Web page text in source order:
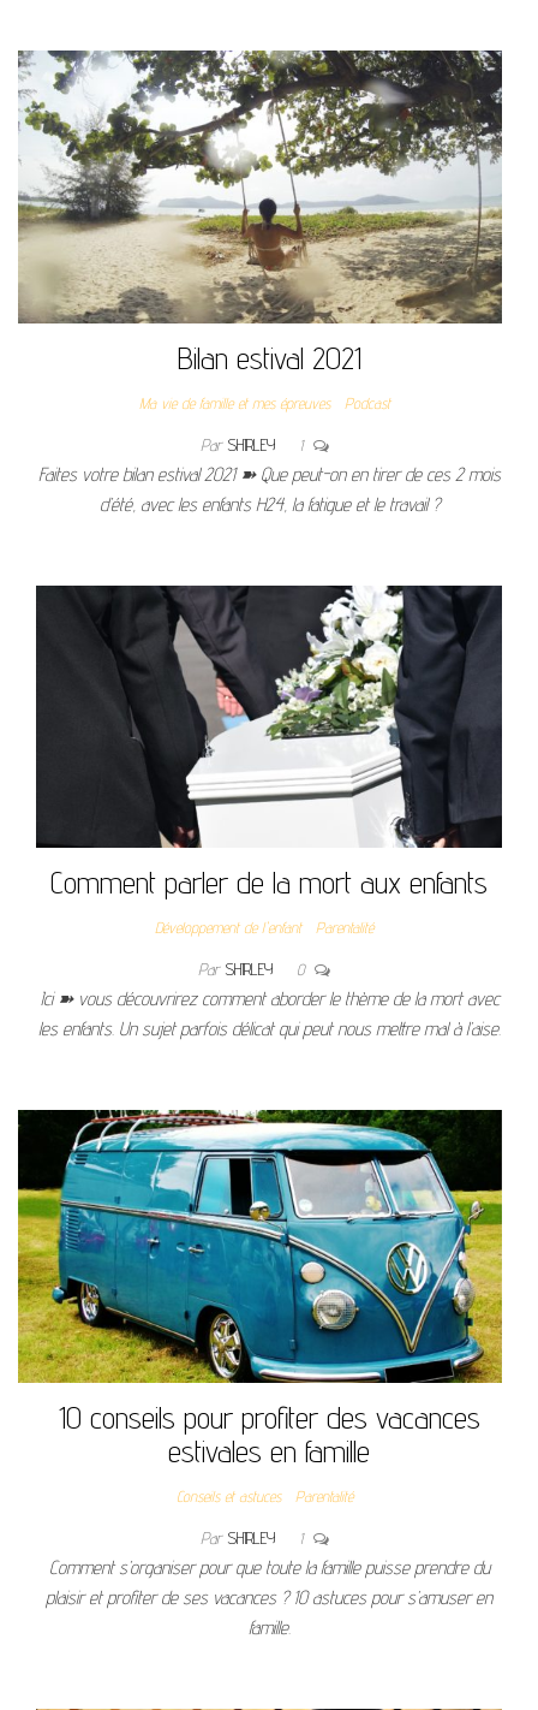
Bilan estival 2021
Ma vie de famille et mes épreuves Podcast
Par SHIRLEY 1
Faites votre bilan estival 2021 ➽ Que peut-on en tirer de ces 2 mois
d’été, avec les enfants H24, la fatigue et le travail ?
Comment parler de la mort aux enfants
Développement de l'enfant Parentalité
Par SHIRLEY 0
Ici ➽ vous découvrirez comment aborder le thème de la mort avec
les enfants. Un sujet parfois délicat qui peut nous mettre mal à l’aise.
10 conseils pour profiter des vacances
estivales en famille
Conseils et astuces Parentalité
Par SHIRLEY 1
Comment s’organiser pour que toute la famille puisse prendre du
plaisir et profiter de ses vacances ? 10 astuces pour s’amuser en
famille.